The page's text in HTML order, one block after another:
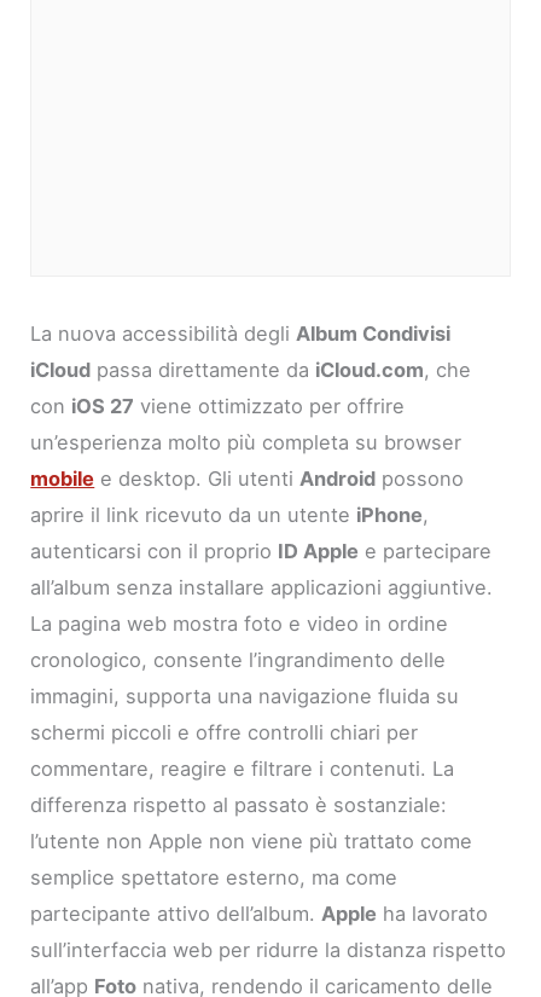
La nuova accessibilità degliAlbum Condivisi
iCloud passa direttamente da iCloud.com, che
con iOS 27 viene ottimizzato per offrire
un’esperienza molto più completa su browser
mobile e desktop. Gli utentiAndroid possono
aprire il link ricevuto da un utente iPhone,
autenticarsi con il proprio ID Apple e partecipare
all’album senza installare applicazioni aggiuntive.
La pagina web mostra foto e video in ordine
cronologico, consente l’ingrandimento delle
immagini, supporta una navigazione fluida su
schermi piccoli e offre controlli chiari per
commentare, reagire e filtrare i contenuti. La
differenza rispetto al passato è sostanziale:
l’utente non Apple non viene più trattato come
semplice spettatore esterno, ma come
partecipante attivo dell’album.Apple ha lavorato
sull’interfaccia web per ridurre la distanza rispetto
all’app Foto nativa, rendendo il caricamento delle